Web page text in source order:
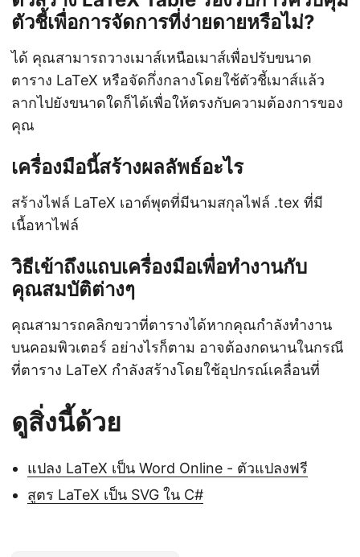
ตัวชี้เพื่อการจัดการที่ง่ายดายหรือไม่?
ได้ คุณสามารถวางเมาส์เหนือเมาส์เพื่อปรับขนาด
ตาราง LaTeX หรือจัดกึ่งกลางโดยใช้ตัวชี้เมาส์แล้ว
ลากไปยังขนาดใดก็ได้เพื่อให้ตรงกับความต้องการของ
คุณ
เครื่องมือนี้สร้างผลลัพธ์อะไร
สร้างไฟล์ LaTeX เอาต์พุตที่มีนามสกุลไฟล์ .tex ที่มี
เนื้อหาไฟล์
วิธีเข้าถึงแถบเครื่องมือเพื่อทำงานกับ
คุณสมบัติต่างๆ
คุณสามารถคลิกขวาที่ตารางได้หากคุณกำลังทำงาน
บนคอมพิวเตอร์ อย่างไรก็ตาม อาจต้องกดนานในกรณี
ที่ตาราง LaTeX กำลังสร้างโดยใช้อุปกรณ์เคลื่อนที่
ดูสิ่งนี้ด้วย
แปลง LaTeX เป็น Word Online - ตัวแปลงฟรี
สูตร LaTeX เป็น SVG ใน C#